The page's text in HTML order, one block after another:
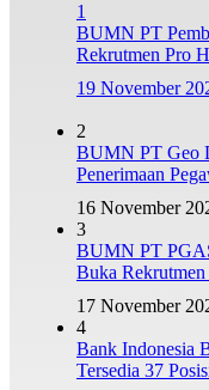
1
BUMN PT
Rekrutmen Pro
19 November
2
BUMN PT Geo
Penerimaan
16 November
3
BUMN PT
Buka
17 November
4
Bank Indonesia
Tersedia 37